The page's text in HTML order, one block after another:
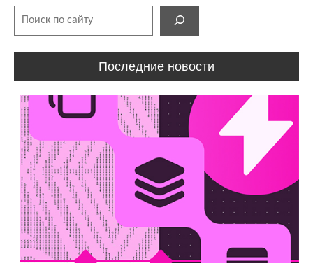
Последние новости